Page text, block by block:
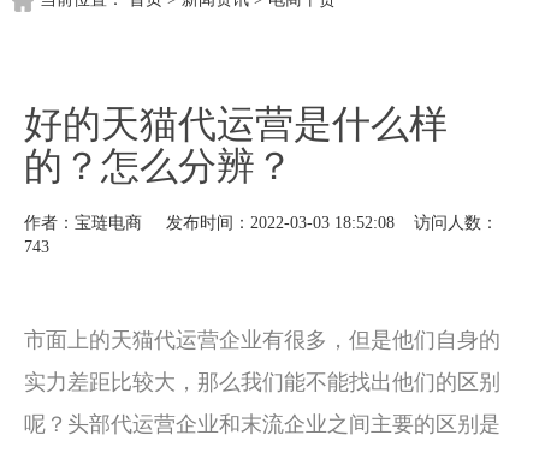
好的天猫代运营是什么样
的？怎么分辨？
作者：宝琏电商 发布时间：2022-03-03 18:52:08 访问人数：
743
市面上的天猫代运营企业有很多，但是他们自身的
实力差距比较大，那么我们能不能找出他们的区别
呢？头部代运营企业和末流企业之间主要的区别是